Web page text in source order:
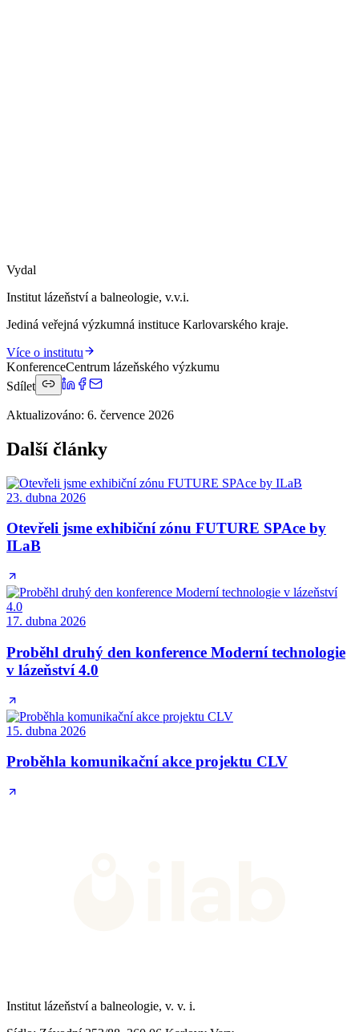
Vydal
Institut lázeňství a balneologie, v.v.i.
Jediná veřejná výzkumná instituce Karlovarského kraje.
Více o institutu
KonferenceCentrum lázeňského výzkumu
Sdílet
Aktualizováno: 6. července 2026
Další články
23. dubna 2026
Otevřeli jsme exhibiční zónu FUTURE SPAce by
ILaB
17. dubna 2026
Proběhl druhý den konference Moderní technologie
v lázeňství 4.0
15. dubna 2026
Proběhla komunikační akce projektu CLV
Institut lázeňství a balneologie, v. v. i.